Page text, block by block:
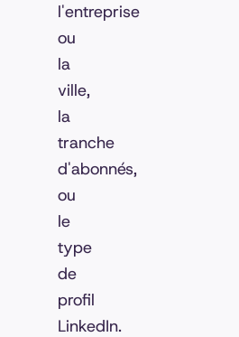
l'entreprise
ou
la
ville,
la
tranche
d'abonnés,
ou
le
type
de
profil
LinkedIn.